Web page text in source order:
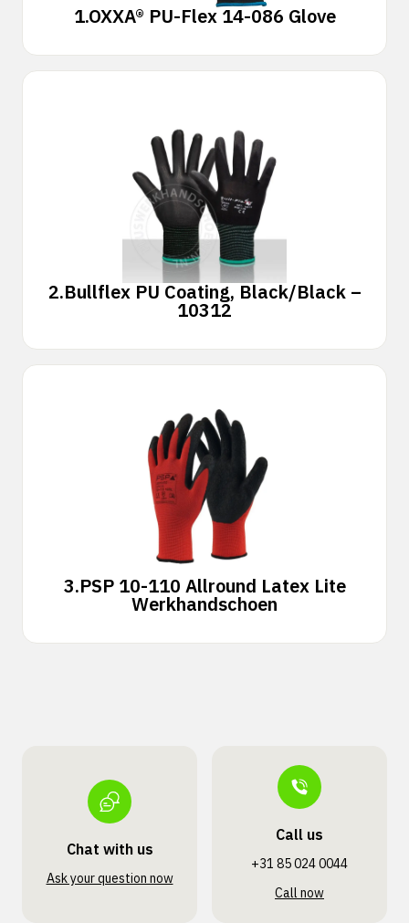
1.OXXA® PU-Flex 14-086 Glove
2.Bullflex PU Coating, Black/Black –
10312
3.PSP 10-110 Allround Latex Lite
Werkhandschoen
Chat with us
Ask your question now
Call us
+31 85 024 0044
Call now